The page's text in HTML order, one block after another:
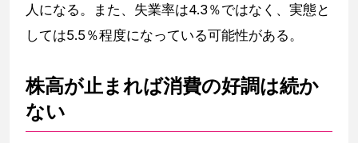
人になる。また、失業率は4.3％ではなく、実態と
しては5.5％程度になっている可能性がある。
株高が止まれば消費の好調は続か
ない